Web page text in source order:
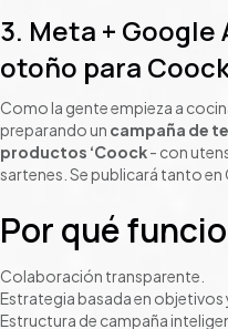
3. Meta + Google
otoño para
Como la gente empieza a
preparando un campaña de
productos ‘Coock- con
sartenes. Se publicará tanto en
Por qué
Colaboración transparente.
Estrategia basada en objetivos
Estructura de campaña